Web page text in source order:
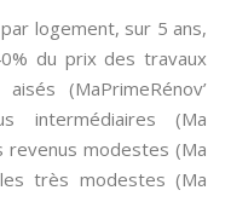
logement, sur 5 ans,
du prix des travaux
(MaPrimeRénov’
intermédiaires (Ma
revenus modestes (Ma
très modestes (Ma